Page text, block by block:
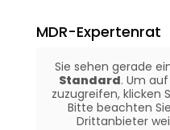
MDR-Expertenrat
Sie sehen gerade
Standard. Um
zuzugreifen, klicken
Bitte beachten
Drittanbieter